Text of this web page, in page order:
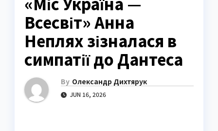
Всесвіт» Анна
Неплях зізналася в
симпатії до Дантеса
By Олександр Дихтярук
JUN 16, 2026